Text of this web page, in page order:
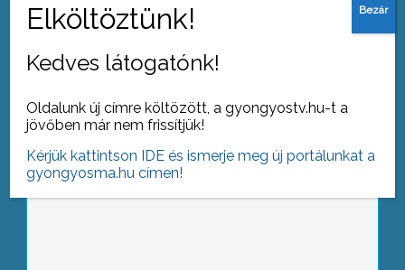
Gyöngyös felett
Kedves látogatónk!
Oldalunk új címre költözött, a gyongyostv.hu-t a
jövőben már nem frissítjük!
Kérjük kattintson IDE és ismerje meg új portálunkat a
gyongyosma.hu címen!